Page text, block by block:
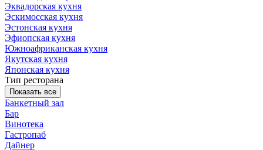
Эквадорская кухня
Эскимосская кухня
Эстонская кухня
Эфиопская кухня
Южноафриканская кухня
Якутская кухня
Японская кухня
Тип ресторана
Показать все
Банкетный зал
Бар
Винотека
Гастропаб
Дайнер